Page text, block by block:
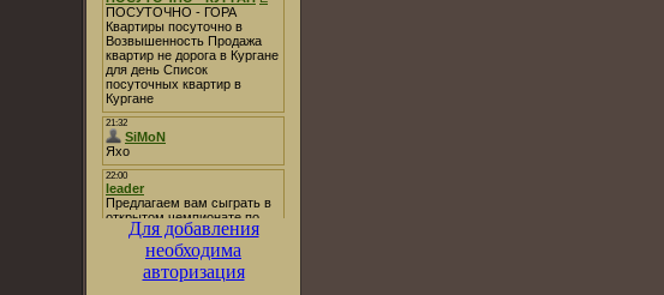
Для добавления
необходима
авторизация